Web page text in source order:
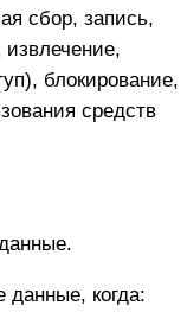
сбор, запись,
блокирование,
средств
данные, когда: